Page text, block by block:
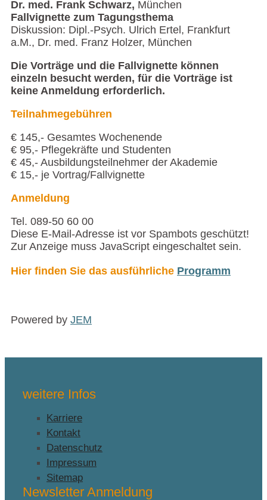
Dr. med. Frank Schwarz, München
Fallvignette zum Tagungsthema
Diskussion: Dipl.-Psych. Ulrich Ertel, Frankfurt
a.M., Dr. med. Franz Holzer, München
Die Vorträge und die Fallvignette können
einzeln besucht werden, für die Vorträge ist
keine Anmeldung erforderlich.
Teilnahmegebühren
€ 145,- Gesamtes Wochenende
€ 95,- Pflegekräfte und Studenten
€ 45,- Ausbildungsteilnehmer der Akademie
€ 15,- je Vortrag/Fallvignette
Anmeldung
Tel. 089-50 60 00
Diese E-Mail-Adresse ist vor Spambots geschützt!
Zur Anzeige muss JavaScript eingeschaltet sein.
Hier finden Sie das ausführliche Programm
Powered by JEM
weitere Infos
Karriere
Kontakt
Datenschutz
Impressum
Sitemap
Newsletter Anmeldung